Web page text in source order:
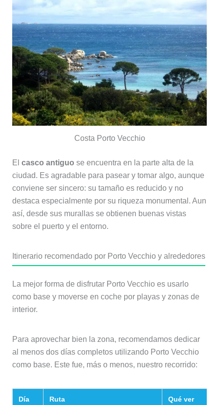
Costa Porto Vecchio
El casco antiguo se encuentra en la parte alta de la
ciudad. Es agradable para pasear y tomar algo, aunque
conviene ser sincero: su tamaño es reducido y no
destaca especialmente por su riqueza monumental. Aun
así, desde sus murallas se obtienen buenas vistas
sobre el puerto y el entorno.
Itinerario recomendado por Porto Vecchio y alrededores
La mejor forma de disfrutar Porto Vecchio es usarlo
como base y moverse en coche por playas y zonas de
interior.
Para aprovechar bien la zona, recomendamos dedicar
al menos dos días completos utilizando Porto Vecchio
como base. Este fue, más o menos, nuestro recorrido:
Día Ruta Qué ver